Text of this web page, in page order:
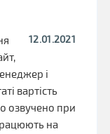
12.01.2021
і
вартість
озвучено при
на